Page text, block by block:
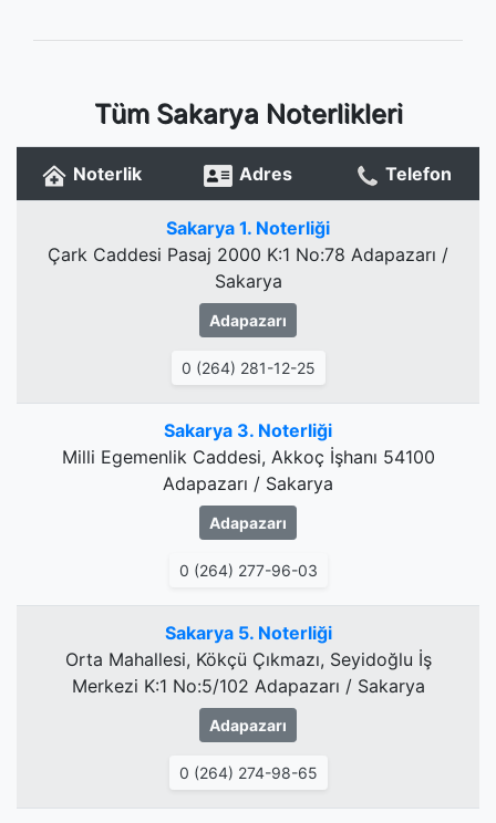
Tüm Sakarya Noterlikleri
Noterlik Adres Telefon
Sakarya 1. Noterliği
Çark Caddesi Pasaj 2000 K:1 No:78 Adapazarı /
Sakarya
Adapazarı
0 (264) 281-12-25
Sakarya 3. Noterliği
Milli Egemenlik Caddesi, Akkoç İşhanı 54100
Adapazarı / Sakarya
Adapazarı
0 (264) 277-96-03
Sakarya 5. Noterliği
Orta Mahallesi, Kökçü Çıkmazı, Seyidoğlu İş
Merkezi K:1 No:5/102 Adapazarı / Sakarya
Adapazarı
0 (264) 274-98-65